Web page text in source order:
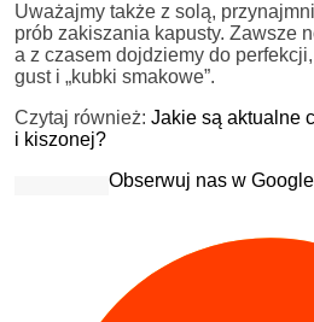
Uważajmy także z solą,
prób zakiszania kapusty. Zawsze
a z czasem dojdziemy do
gust i „kubki smakowe”.
Czytaj również: Jakie są aktualne
i kiszonej?
Obserwuj nas w